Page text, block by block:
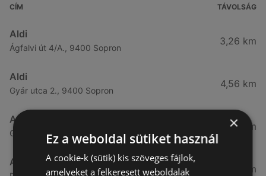
CÍM TÁVOLSÁG
Aldi
Ágfalvi út 4/A., 9400 Sopron
3,26 km
Aldi
Gyár utca 2., 9400 Sopron
4,56 km
Aldi
Győri út 45., 9400 Sopron
7,57 km
Aldi
49,08 km
×
Ez a weboldal sütiket használ
A cookie-k (sütik) kis szöveges fájlok,
amelyeket a felkeresett weboldalak